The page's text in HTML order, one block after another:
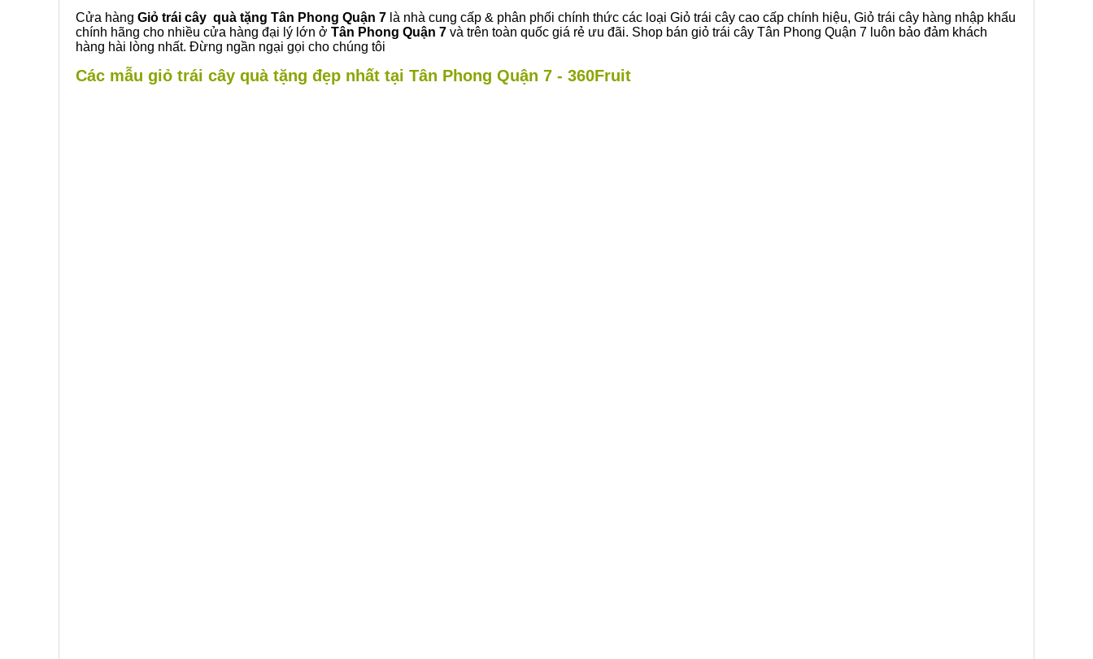
Cửa hàng Giỏ trái cây quà tặng Tân Phong Quận 7 là nhà cung cấp & phân phối chính thức các loại Giỏ trái cây cao cấp chính hiệu, Giỏ trái cây hàng nhập khẩu
chính hãng cho nhiều cửa hàng đại lý lớn ở Tân Phong Quận 7 và trên toàn quốc giá rẻ ưu đãi. Shop bán giỏ trái cây Tân Phong Quận 7 luôn bảo đảm khách
hàng hài lòng nhất. Đừng ngần ngại gọi cho chúng tôi
Các mẫu giỏ trái cây quà tặng đẹp nhất tại Tân Phong Quận 7 - 360Fruit